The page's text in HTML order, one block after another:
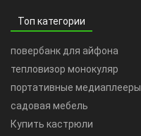
Топ категории
повербанк для айфона
тепловизор монокуляр
портативные медиаплееры
садовая мебель
Купить кастрюли